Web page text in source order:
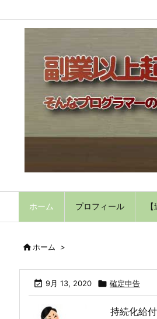
ホーム プロフィール
ホーム >
 9月 13, 2020  確定申告
持続化給